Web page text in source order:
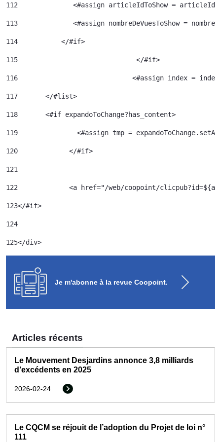
112
<#assign articleIdToShow =
113
<#assign nombreDeVuesToShow =
114
           </#if>
115
				 </#if>
116
<#assign index =
117
	  </#list>
118
	  <#if expandoToChange?has_content>
119
120
121
122
<a href="/web/coopoint/
123</#if>
124
125</div>
Je m'abonne à la revue Coopoint.
Articles récents
Le Mouvement Desjardins annonce 3,8 milliards
d’excédents en 2025
2026-02-24
Le CQCM se réjouit de l’adoption du Projet de loi n°
111